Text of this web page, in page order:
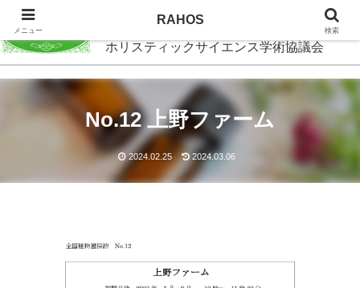
RAHOS
ホリスティックサイエンス学術協議会
No.12 上野ファーム
2024.02.25 2024.03.06
メニュー
RAHOS
検索